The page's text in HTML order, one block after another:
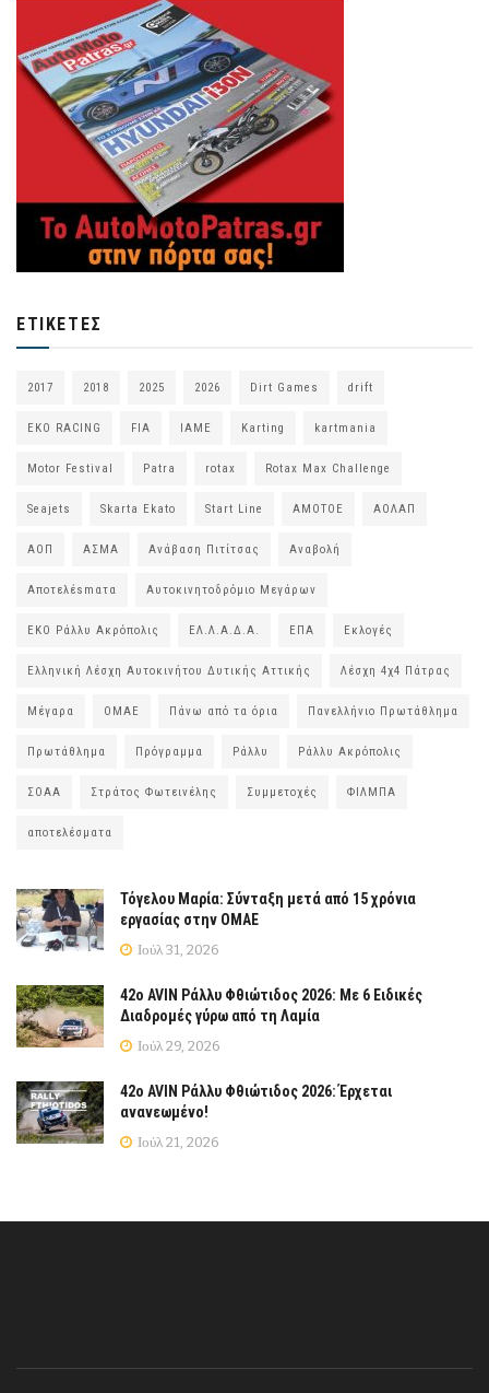
ΕΤΙΚΈΤΕΣ
2017 2018 2025 2026 Dirt Games drift
EKO RACING FIA IAME Karting kartmania
Motor Festival Patra rotax Rotax Max Challenge
Seajets Skarta Ekato Start Line ΑΜΟΤΟΕ ΑΟΛΑΠ
ΑΟΠ ΑΣΜΑ Ανάβαση Πιτίτσας Αναβολή
Αποτελέsmατα Αυτοκινητοδρόμιο Μεγάρων
ΕΚΟ Ράλλυ Ακρόπολις ΕΛ.Λ.Α.Δ.Α. ΕΠΑ Εκλογές
Ελληνική Λέσχη Αυτοκινήτου Δυτικής Αττικής Λέσχη 4χ4 Πάτρας
Μέγαρα ΟΜΑΕ Πάνω από τα όρια Πανελλήνιο Πρωτάθλημα
Πρωτάθλημα Πρόγραμμα Ράλλυ Ράλλυ Ακρόπολις
ΣΟΑΑ Στράτος Φωτεινέλης Συμμετοχές ΦΙΛΜΠΑ
αποτελέσματα
Τόγελου Μαρία: Σύνταξη μετά από 15 χρόνια
εργασίας στην ΟΜΑΕ
Ιούλ 31, 2026
42ο AVIN Ράλλυ Φθιώτιδος 2026: Με 6 Ειδικές
Διαδρομές γύρω από τη Λαμία
Ιούλ 29, 2026
42ο AVIN Ράλλυ Φθιώτιδος 2026: Έρχεται
ανανεωμένο!
Ιούλ 21, 2026